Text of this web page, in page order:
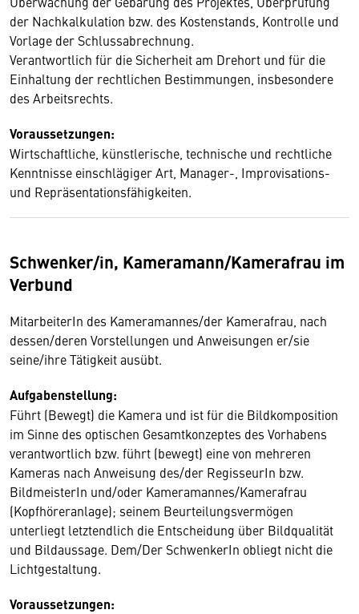
der Nachkalkulation bzw. des Kostenstands, Kontrolle und
Vorlage der Schlussabrechnung.
Verantwortlich für die Sicherheit am Drehort und für die
Einhaltung der rechtlichen Bestimmungen, insbesondere
des Arbeitsrechts.
Voraussetzungen:
Wirtschaftliche, künstlerische, technische und rechtliche
Kenntnisse einschlägiger Art, Manager-, Improvisations-
und Repräsentationsfähigkeiten.
Schwenker/in, Kameramann/Kamerafrau im
Verbund
MitarbeiterIn des Kameramannes/der Kamerafrau, nach
dessen/deren Vorstellungen und Anweisungen er/sie
seine/ihre Tätigkeit ausübt.
Aufgabenstellung:
Führt (Bewegt) die Kamera und ist für die Bildkomposition
im Sinne des optischen Gesamtkonzeptes des Vorhabens
verantwortlich bzw. führt (bewegt) eine von mehreren
Kameras nach Anweisung des/der RegisseurIn bzw.
BildmeisterIn und/oder Kameramannes/Kamerafrau
(Kopfhöreranlage); seinem Beurteilungsvermögen
unterliegt letztendlich die Entscheidung über Bildqualität
und Bildaussage. Dem/Der SchwenkerIn obliegt nicht die
Lichtgestaltung.
Voraussetzungen: